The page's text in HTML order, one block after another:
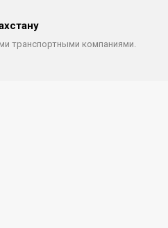
транспортными компаниями.